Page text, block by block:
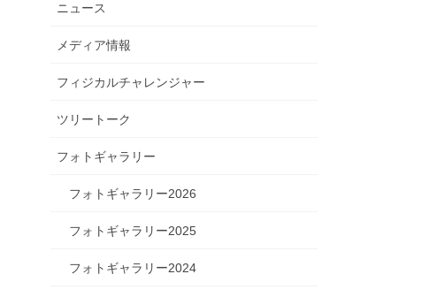
ニュース
メディア情報
フィジカルチャレンジャー
ツリートーク
フォトギャラリー
フォトギャラリー2026
フォトギャラリー2025
フォトギャラリー2024